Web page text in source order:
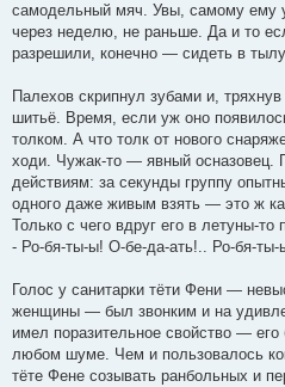
самодельный мяч. Увы, самому ему
через неделю, не раньше. Да и то
разрешили, конечно — сидеть в
Палехов скрипнул зубами и,
шитьё. Время, если уж оно
толком. А что толк от нового
ходи. Чужак-то — явный осназовец.
действиям: за секунды группу
одного даже живым взять — это ж
Только с чего вдруг его в летуны-то
- Ро-бя-ты-ы! О-бе-да-ать!.. Ро-бя-ты-
Голос у санитарки тёти Фени —
женщины — был звонким и на
имел поразительное свойство —
любом шуме. Чем и пользовалось
тёте Фене созывать ранбольных и